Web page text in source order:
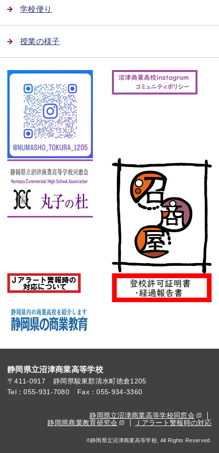
学校便り
授業の様子
静岡県立沼津商業高等学校
〒411-0917
静岡県駿東郡清水町徳倉1205
Tel：055-931-7080
Fax：055-934-3360
静岡県立沼津商業高等学校同窓会
静岡県商業教育研究会
Ｊアラート警報時の対応
©静岡県立沼津商業高等学校, All Rights Reserved.